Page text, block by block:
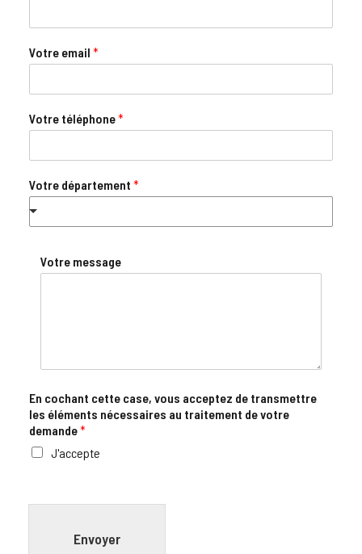
Votre email *
Votre téléphone*
Votre département *
Votre message
En cochant cette case, vous acceptez de transmettre
les éléments nécessaires au traitement de votre
demande*
J'accepte
Envoyer